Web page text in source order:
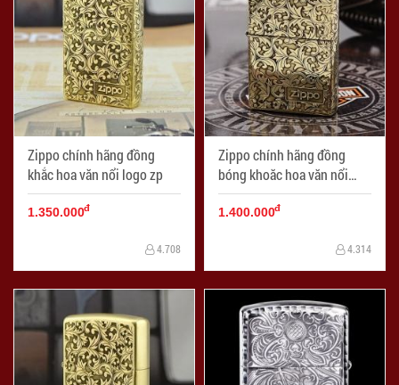
Zippo chính hãng đồng
khắc hoa văn nổi logo zp
1.350.000đ
4.708
Zippo chính hãng đồng
bóng khoăc hoa văn nổi
logo zp
1.400.000đ
4.314